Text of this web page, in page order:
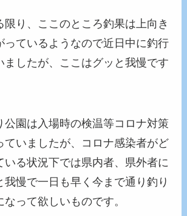
限り、ここのところ釣果は上向き
っているようなので近日中に釣行
ましたが、ここはグッと我慢です
公園は入場時の検温等コロナ対策
ていましたが、コロナ感染者がど
いる状況下では県内者、県外者に
我慢で一日も早く今まで通り釣り
って欲しいものです。